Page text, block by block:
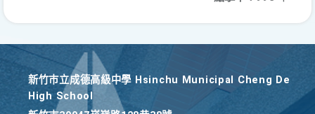
新竹巿立成德高級中學 Hsinchu Municipal Cheng De
High School